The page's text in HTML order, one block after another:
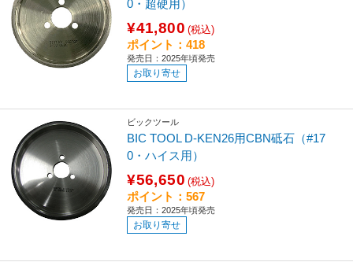
0・超硬用）
¥41,800 (税込)
ポイント：418
発売日：2025年頃発売
お取り寄せ
ビックツール
BIC TOOL D-KEN26用CBN砥石（#17
0・ハイス用）
¥56,650 (税込)
ポイント：567
発売日：2025年頃発売
お取り寄せ